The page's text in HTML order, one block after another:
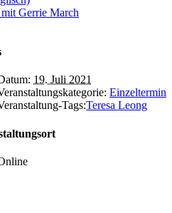
Gerrie March
19. Juli 2021
Einzeltermin
Tags:Teresa Leong